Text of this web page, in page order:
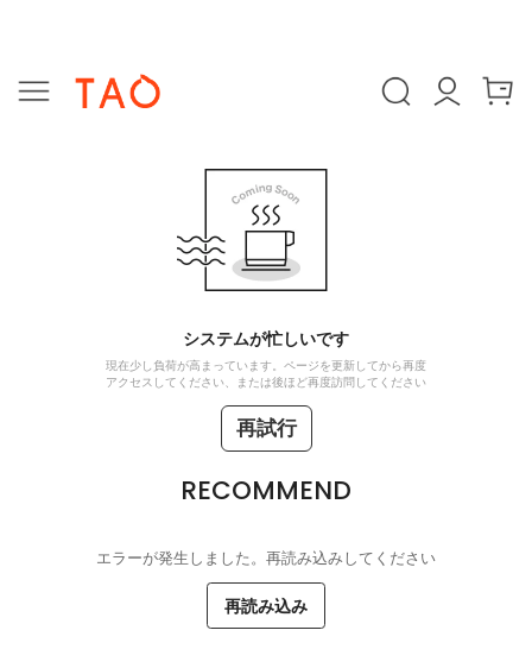
システムが忙しいです
現在少し負荷が高まっています。ページを更新してから再度
アクセスしてください、または後ほど再度訪問してください
再試行
RECOMMEND
エラーが発生しました。再読み込みしてください
再読み込み